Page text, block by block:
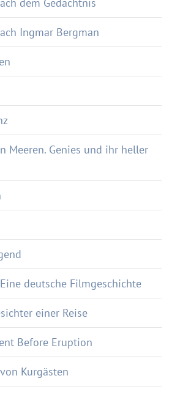
Ingmar Bergman
Meeren. Genies und ihr heller
deutsche Filmgeschichte
einer Reise
Before Eruption
Kurgästen